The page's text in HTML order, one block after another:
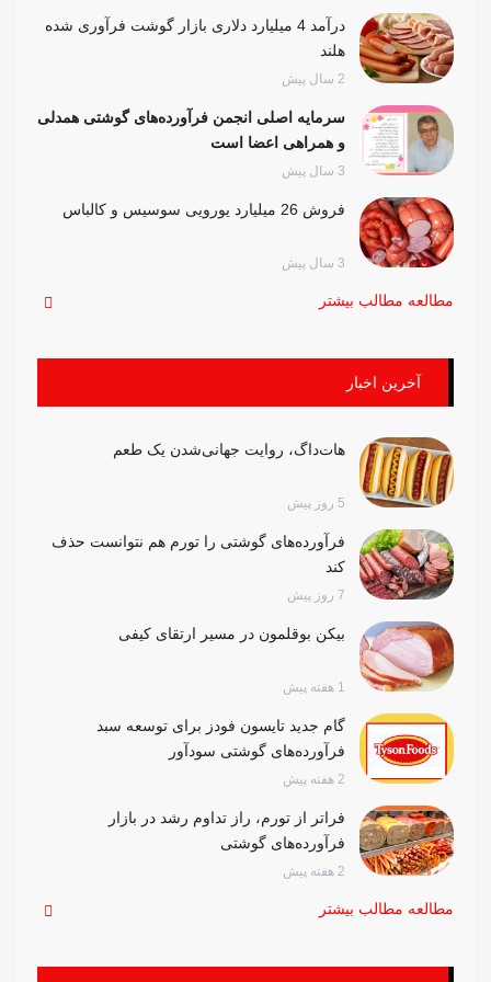
درآمد 4 میلیارد دلاری بازار گوشت فرآوری شده
هلند
سرمایه اصلی انجمن فرآورده‌های گوشتی همدلی
و همراهی اعضا است
فروش 26 میلیارد یورویی سوسیس و کالباس
مطالعه مطالب بیشتر
آخرین اخبار
هات‌داگ، روایت جهانی‌شدن یک طعم
فرآورده‌های گوشتی را تورم هم نتوانست حذف
کند
بیکن بوقلمون در مسیر ارتقای کیفی
گام جدید تایسون فودز برای توسعه سبد
فرآورده‌های گوشتی سودآور
فراتر از تورم، راز تداوم رشد در بازار
فرآورده‌های گوشتی
مطالعه مطالب بیشتر